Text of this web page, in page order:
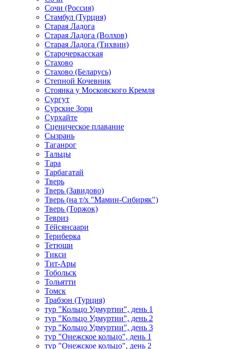
Сочи (Россия)
Стамбул (Турция)
Старая Ладога
Старая Ладога (Волхов)
Старая Ладога (Тихвин)
Старочеркасская
Стахово
Стахово (Беларусь)
Степной Кочевник
Стоянка у Московского Кремля
Сургут
Сурские Зори
Сурхайте
Сценическое плавание
Сызрань
Таганрог
Тальцы
Тара
Тарбагатай
Тверь
Тверь (Завидово)
Тверь (на т/х "Мамин-Сибиряк")
Тверь (Торжок)
Тевриз
Тёйсянсаари
Териберка
Тетюши
Тикси
Тит-Ары
Тобольск
Тольятти
Томск
Трабзон (Турция)
тур "Кольцо Удмуртии", день 1
тур "Кольцо Удмуртии", день 2
тур "Кольцо Удмуртии", день 3
тур "Онежское кольцо", день 1
тур "Онежское кольцо", день 2